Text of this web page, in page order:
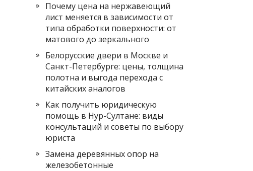
Почему цена на нержавеющий
лист меняется в зависимости от
типа обработки поверхности: от
матового до зеркального
Белорусские двери в Москве и
Санкт-Петербурге: цены, толщина
полотна и выгода перехода с
китайских аналогов
Как получить юридическую
помощь в Нур-Султане: виды
консультаций и советы по выбору
юриста
Замена деревянных опор на
железобетонные